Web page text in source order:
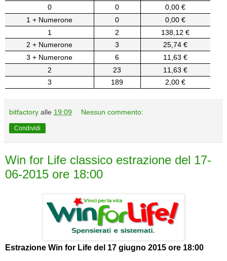
0
0
0,00 €
1 + Numerone
0
0,00 €
1
2
138,12 €
2 + Numerone
3
25,74 €
3 + Numerone
6
11,63 €
2
23
11,63 €
3
189 2,00 €
bitfactory alle 19:09 Nessun commento:
Condividi
Win for Life classico estrazione del 17-
06-2015 ore 18:00
Estrazione Win for Life del 17 giugno 2015 ore 18:00